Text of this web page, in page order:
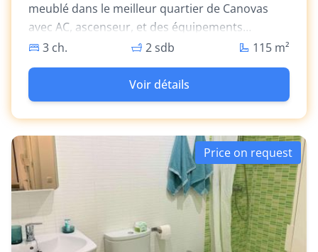
meublé dans le meilleur quartier de Canovas
avec AC, ascenseur, et des équipements
modernes.
3 ch. 2 sdb 115 m²
Voir détails
Price on request